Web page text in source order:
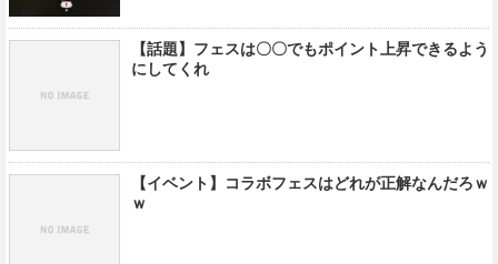
【話題】フェスは〇〇でもポイント上昇できるよう
にしてくれ
【イベント】コラボフェスはどれが正解なんだろｗ
ｗ